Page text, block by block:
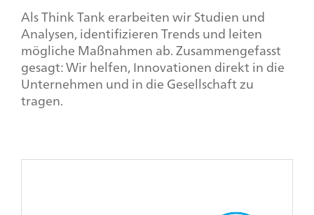
Als Think Tank erarbeiten wir Studien und
Analysen, identifizieren Trends und leiten
mögliche Maßnahmen ab. Zusammengefasst
gesagt: Wir helfen, Innovationen direkt in die
Unternehmen und in die Gesellschaft zu
tragen.
Client